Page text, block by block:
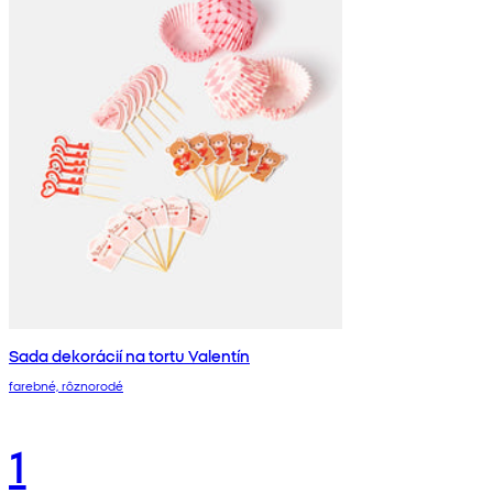
Sada dekorácií na tortu Valentín
farebné, rôznorodé
1